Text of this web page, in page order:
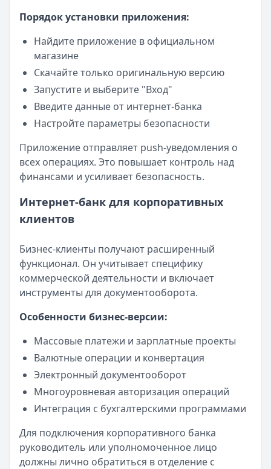
Порядок установки приложения:
Найдите приложение в официальном
магазине
Скачайте только оригинальную версию
Запустите и выберите "Вход"
Введите данные от интернет-банка
Настройте параметры безопасности
Приложение отправляет push-уведомления о
всех операциях. Это повышает контроль над
финансами и усиливает безопасность.
Интернет-банк для корпоративных
клиентов
Бизнес-клиенты получают расширенный
функционал. Он учитывает специфику
коммерческой деятельности и включает
инструменты для документооборота.
Особенности бизнес-версии:
Массовые платежи и зарплатные проекты
Валютные операции и конвертация
Электронный документооборот
Многоуровневая авторизация операций
Интеграция с бухгалтерскими программами
Для подключения корпоративного банка
руководитель или уполномоченное лицо
должны лично обратиться в отделение с